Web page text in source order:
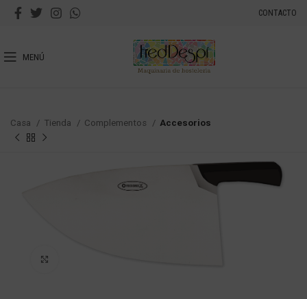
CONTACTO
MENÚ
Casa Tienda Complementos Accesorios